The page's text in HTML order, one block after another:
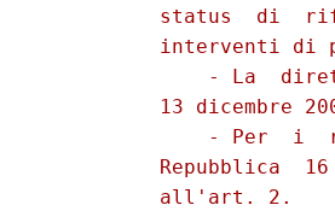
status  di
interventi di
- La
13 dicembre
- Per  i
Repubblica
          all'art. 2.